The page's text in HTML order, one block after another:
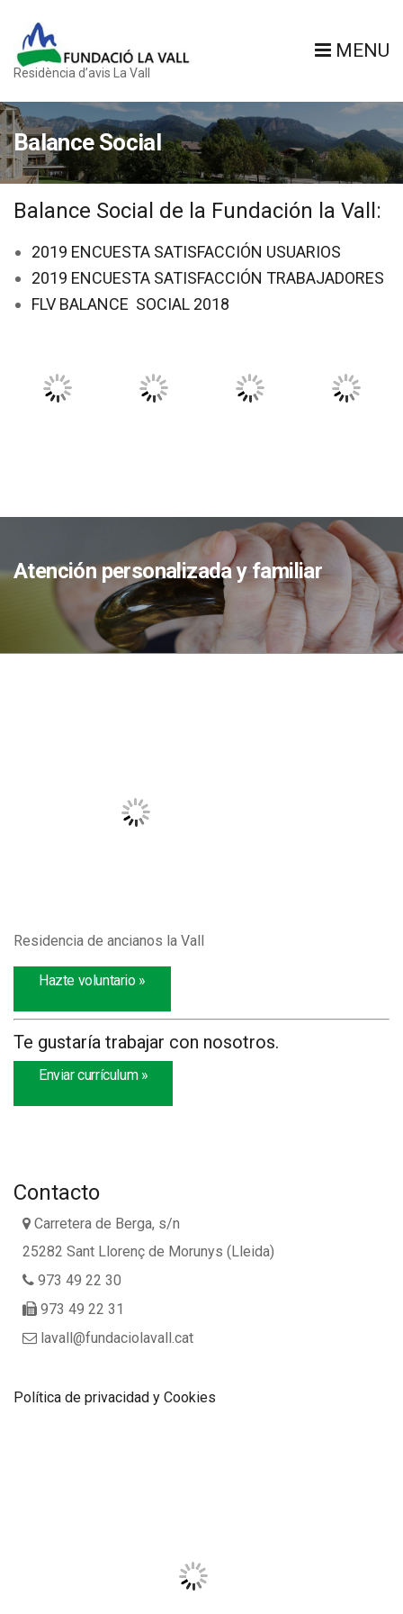
Residència d’avis La Vall
MENU
Balance Social
Balance Social de la Fundación la Vall:
2019 ENCUESTA SATISFACCIÓN USUARIOS
2019 ENCUESTA SATISFACCIÓN TRABAJADORES
FLV BALANCE SOCIAL 2018
Atención personalizada y familiar
Residencia de ancianos la Vall
Hazte voluntario »
Te gustaría trabajar con nosotros.
Enviar currículum »
Contacto
Carretera de Berga, s/n
25282 Sant Llorenç de Morunys (Lleida)
973 49 22 30
973 49 22 31
lavall@fundaciolavall.cat
Política de privacidad y Cookies